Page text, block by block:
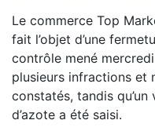
Le commerce Top
fait l’objet d’une
contrôle mené
plusieurs infractions et
constatés, tandis
d’azote a été saisi.